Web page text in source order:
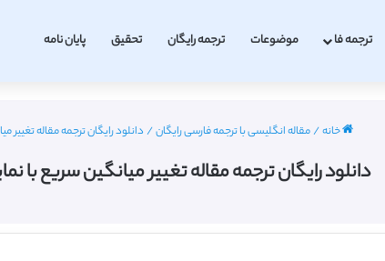
ترجمه فا موضوعات ترجمه رایگان تحقیق پایان نامه
خانه/مقاله انگلیسی با ترجمه فارسی رایگان/ دانلود رایگان ترجمه مقاله تغییر
دانلود رایگان ترجمه مقاله تغییر میانگین سریع با